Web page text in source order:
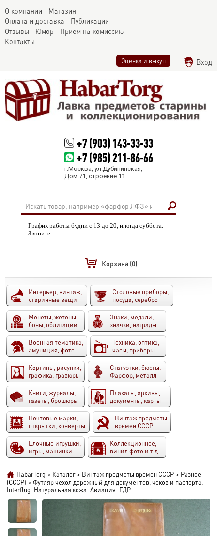
О компании
Магазин
Оплата и доставка
Публикации
Отзывы
Юмор
Прием на комиссию
Контакты
Оценка и выкуп Вход
+7 (903) 143-33-33
+7 (985) 211-86-66
г.Москва, ул.Дубининская,
Дом 71, строение 11
График работы будни с 13 до 20, иногда суббота.
Звоните
Корзина (0)
Интерьер, винтаж,
старинные вещи
Столовые приборы,
посуда, серебро
Монеты, жетоны,
боны, облигации
Знаки, медали,
значки, награды
Военная тематика,
амуниция, фото
Техника, оптика,
часы, приборы
Картины, рисунки,
графика, гравюры
Статуэтки, бюсты.
Фарфор, металл
Книги, журналы,
газеты, брошюры
Плакаты, архивы,
документы, карты
Почтовые марки,
открытки, конверты
Винтаж предметы
времен СССР
Елочные игрушки,
игры, машинки
Коллекционное,
винил фото и т.д.
HabarTorg > Каталог > Винтаж предметы времен СССР > Разное
(СССР) > Футляр чехол дорожный для документов, чеков и паспорта.
Interflug. Натуральная кожа. Авиация. ГДР.